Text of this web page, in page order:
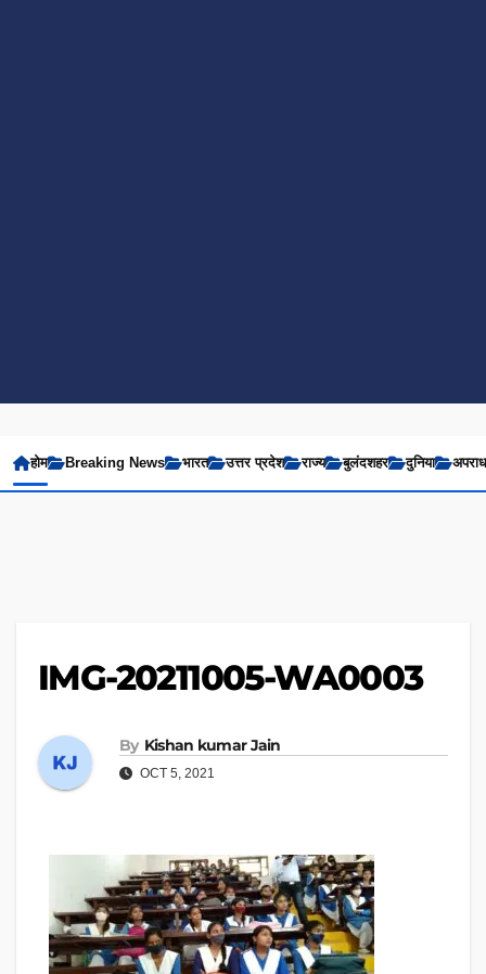
होम Breaking News भारत उत्तर प्रदेश राज्य बुलंदशहर दुनिया अपराध
IMG-20211005-WA0003
By Kishan kumar Jain
OCT 5, 2021